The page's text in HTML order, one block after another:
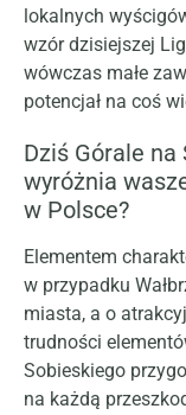
lokalnych
wzór dzisiejszej
wówczas małe
potencjał na coś
Dziś Górale
wyróżnia
w Polsce?
Elementem
w przypadku
miasta, a o
trudności
Sobieskiego
na każdą